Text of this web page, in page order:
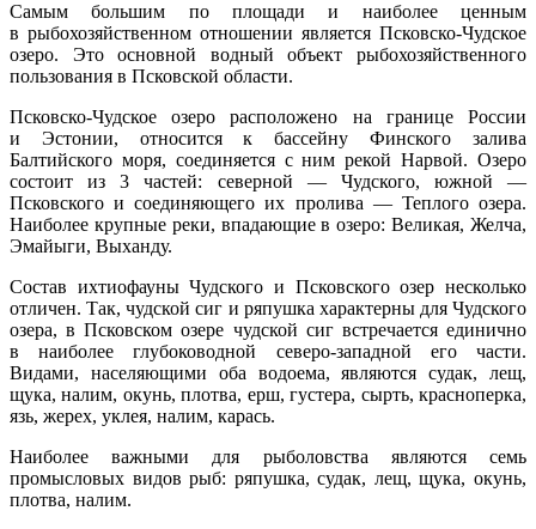
Самым большим по площади и наиболее ценным
в рыбохозяйственном отношении является Псковско-Чудское
озеро. Это основной водный объект рыбохозяйственного
пользования в Псковской области.
Псковско-Чудское озеро расположено на границе России
и Эстонии, относится к бассейну Финского залива
Балтийского моря, соединяется с ним рекой Нарвой. Озеро
состоит из 3 частей: северной — Чудского, южной —
Псковского и соединяющего их пролива — Теплого озера.
Наиболее крупные реки, впадающие в озеро: Великая, Желча,
Эмайыги, Выханду.
Состав ихтиофауны Чудского и Псковского озер несколько
отличен. Так, чудской сиг и ряпушка характерны для Чудского
озера, в Псковском озере чудской сиг встречается единично
в наиболее глубоководной северо-западной его части.
Видами, населяющими оба водоема, являются судак, лещ,
щука, налим, окунь, плотва, ерш, густера, сырть, красноперка,
язь, жерех, уклея, налим, карась.
Наиболее важными для рыболовства являются семь
промысловых видов рыб: ряпушка, судак, лещ, щука, окунь,
плотва, налим.